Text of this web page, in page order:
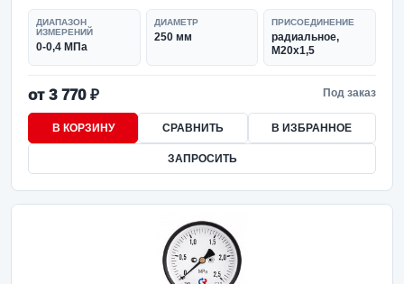
ДИАПАЗОН
ИЗМЕРЕНИЙ
0-0,4 МПа
ДИАМЕТР
250 мм
ПРИСОЕДИНЕНИЕ
радиальное,
M20x1,5
от 3 770 ₽ Под заказ
В КОРЗИНУ СРАВНИТЬ В ИЗБРАННОЕ
ЗАПРОСИТЬ